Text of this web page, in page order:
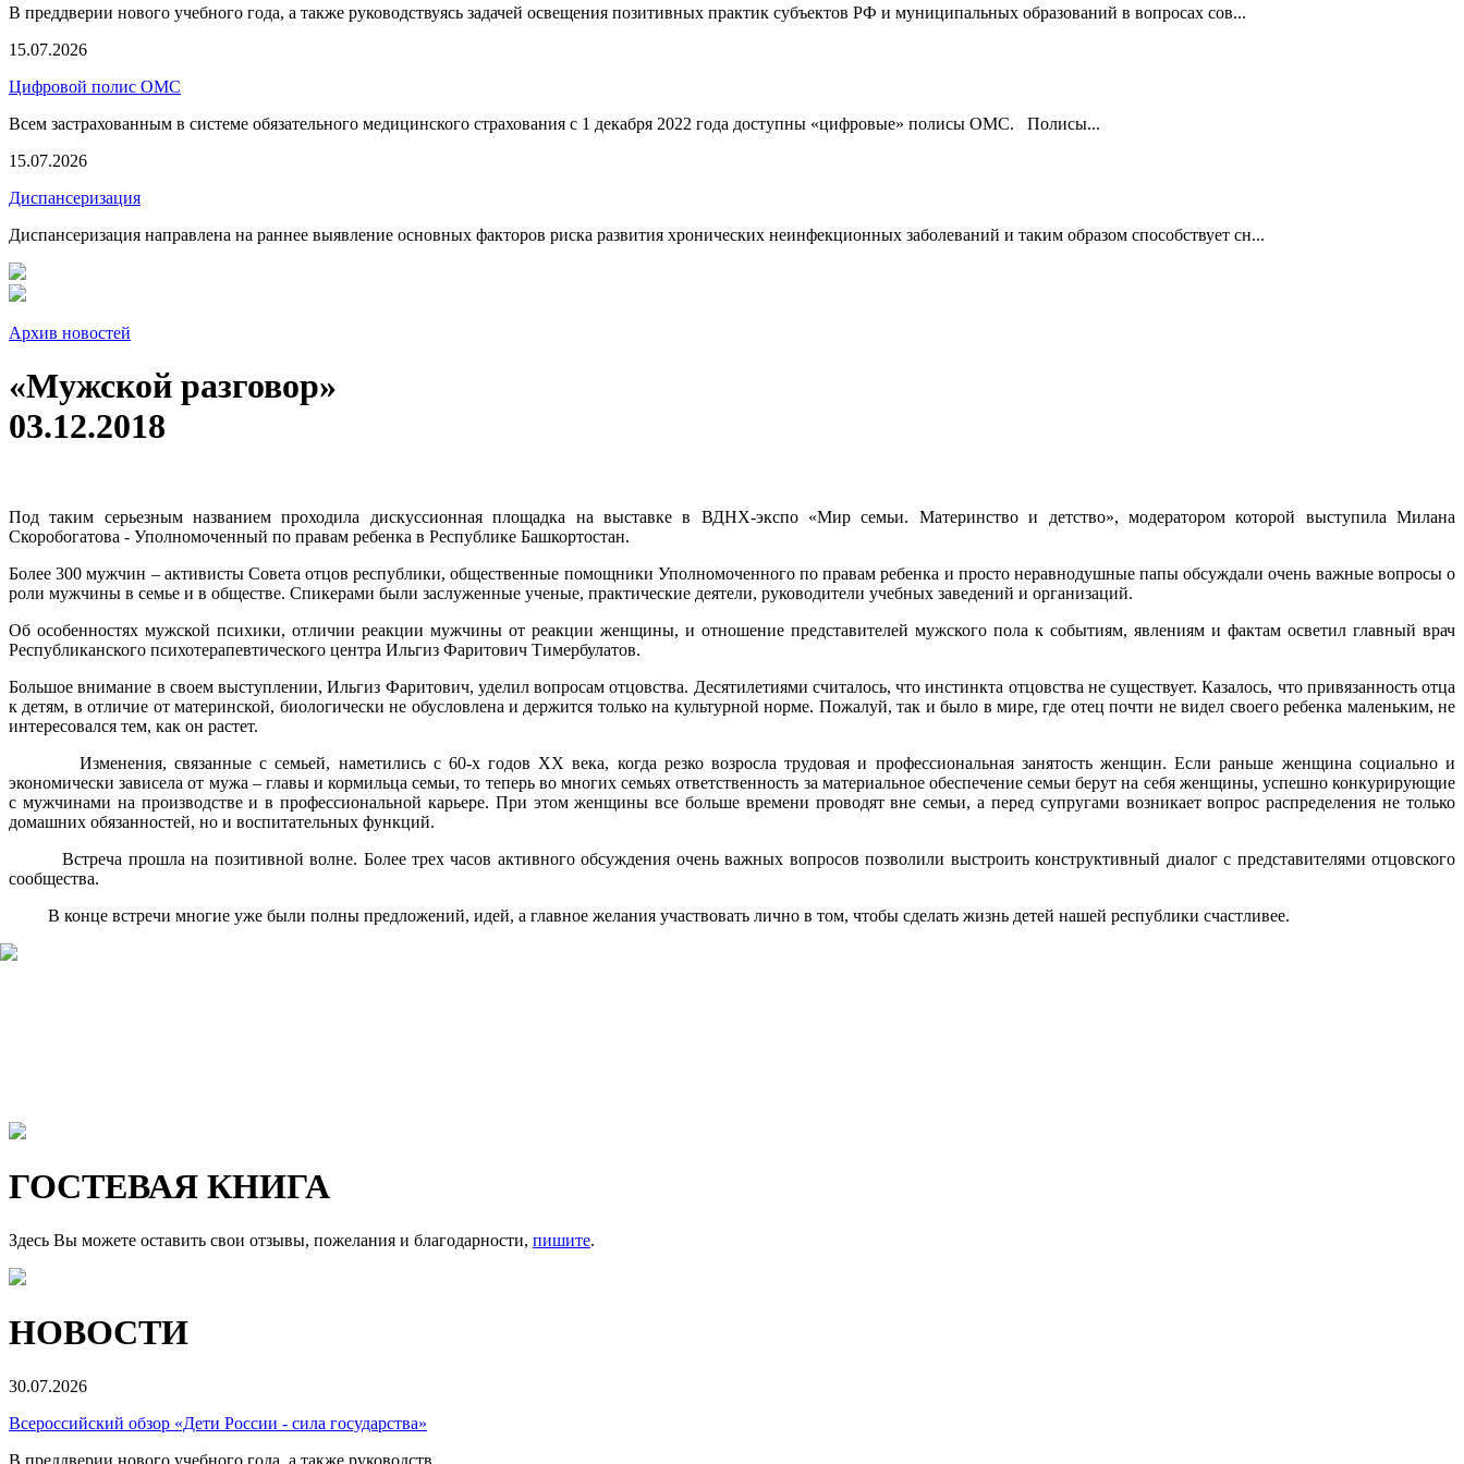
В преддверии нового учебного года, а также руководствуясь задачей освещения позитивных практик субъектов РФ и муниципальных образований в вопросах сов...
15.07.2026
Цифровой полис ОМС
Всем застрахованным в системе обязательного медицинского страхования с 1 декабря 2022 года доступны «цифровые» полисы ОМС. Полисы...
15.07.2026
Диспансеризация
Диспансеризация направлена на раннее выявление основных факторов риска развития хронических неинфекционных заболеваний и таким образом способствует сн...
Архив новостей
«Мужской разговор»
03.12.2018
Под таким серьезным названием проходила дискуссионная площадка на выставке в ВДНХ-экспо «Мир семьи. Материнство и детство», модератором которой выступила Милана
Скоробогатова - Уполномоченный по правам ребенка в Республике Башкортостан.
Более 300 мужчин – активисты Совета отцов республики, общественные помощники Уполномоченного по правам ребенка и просто неравнодушные папы обсуждали очень важные вопросы о
роли мужчины в семье и в обществе. Спикерами были заслуженные ученые, практические деятели, руководители учебных заведений и организаций.
Об особенностях мужской психики, отличии реакции мужчины от реакции женщины, и отношение представителей мужского пола к событиям, явлениям и фактам осветил главный врач
Республиканского психотерапевтического центра Ильгиз Фаритович Тимербулатов.
Большое внимание в своем выступлении, Ильгиз Фаритович, уделил вопросам отцовства. Десятилетиями считалось, что инстинкта отцовства не существует. Казалось, что привязанность отца
к детям, в отличие от материнской, биологически не обусловлена и держится только на культурной норме. Пожалуй, так и было в мире, где отец почти не видел своего ребенка маленьким, не
интересовался тем, как он растет.
Изменения, связанные с семьей, наметились с 60-х годов ХХ века, когда резко возросла трудовая и профессиональная занятость женщин. Если раньше женщина социально и
экономически зависела от мужа – главы и кормильца семьи, то теперь во многих семьях ответственность за материальное обеспечение семьи берут на себя женщины, успешно конкурирующие
с мужчинами на производстве и в профессиональной карьере. При этом женщины все больше времени проводят вне семьи, а перед супругами возникает вопрос распределения не только
домашних обязанностей, но и воспитательных функций.
Встреча прошла на позитивной волне. Более трех часов активного обсуждения очень важных вопросов позволили выстроить конструктивный диалог с представителями отцовского
сообщества.
В конце встречи многие уже были полны предложений, идей, а главное желания участвовать лично в том, чтобы сделать жизнь детей нашей республики счастливее.
ГОСТЕВАЯ КНИГА
Здесь Вы можете оставить свои отзывы, пожелания и благодарности, пишите.
НОВОСТИ
30.07.2026
Всероссийский обзор «Дети России - сила государства»
В преддверии нового учебного года, а также руководств...